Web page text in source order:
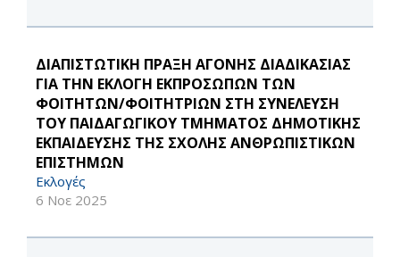
ΔΙΑΠΙΣΤΩΤΙΚΗ ΠΡΑΞΗ ΑΓΟΝΗΣ ΔΙΑΔΙΚΑΣΙΑΣ
ΓΙΑ ΤΗΝ ΕΚΛΟΓΗ ΕΚΠΡΟΣΩΠΩΝ ΤΩΝ
ΦΟΙΤΗΤΩΝ/ΦΟΙΤΗΤΡΙΩΝ ΣΤΗ ΣΥΝΕΛΕΥΣΗ
ΤΟΥ ΠΑΙΔΑΓΩΓΙΚΟΥ ΤΜΗΜΑΤΟΣ ΔΗΜΟΤΙΚΗΣ
ΕΚΠΑΙΔΕΥΣΗΣ ΤΗΣ ΣΧΟΛΗΣ ΑΝΘΡΩΠΙΣΤΙΚΩΝ
ΕΠΙΣΤΗΜΩΝ
Εκλογές
6 Νοε 2025